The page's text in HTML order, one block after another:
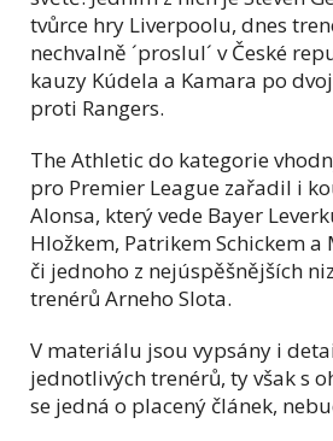
tvůrce hry Liverpoolu, dnes
nechvalně ´proslul´ v České
kauzy Kúdela a Kamara po
proti Rangers.
The Athletic do kategorie
pro Premier League zařadil i
Alonsa, který vede Bayer
Hložkem, Patrikem Schickem a
či jednoho z nejúspěšnějších
trenérů Arneho Slota.
V materiálu jsou vypsány i
jednotlivých trenérů, ty však s
se jedná o placený článek,